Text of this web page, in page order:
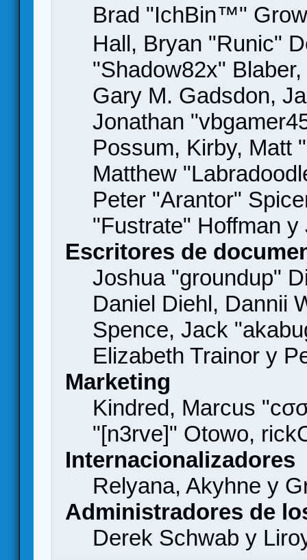
Brad "IchBin™"
Hall, Bryan "Runic"
"Shadow82x"
Gary M. Gadsdon,
Jonathan
Possum, Kirby, Matt
Matthew
Peter "Arantor"
"Fustrate" Hoffman
Escritores de
Joshua "groundup"
Daniel Diehl, Dannii
Spence, Jack
Elizabeth Trainor y
Marketing
Kindred, Marcus
"[n3rve]" Otowo,
Internacionalizadores
Relyana, Akyhne y
Administradores de
Derek Schwab y